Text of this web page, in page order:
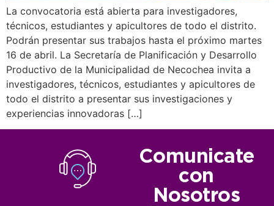
La convocatoria está abierta para investigadores,
técnicos, estudiantes y apicultores de todo el distrito.
Podrán presentar sus trabajos hasta el próximo martes
16 de abril. La Secretaría de Planificación y Desarrollo
Productivo de la Municipalidad de Necochea invita a
investigadores, técnicos, estudiantes y apicultores de
todo el distrito a presentar sus investigaciones y
experiencias innovadoras […]
Comunicate
con
Nosotros